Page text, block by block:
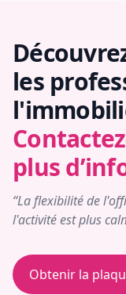
les
plus
“La flexibilité de
l'activité est plus
Obtenir la